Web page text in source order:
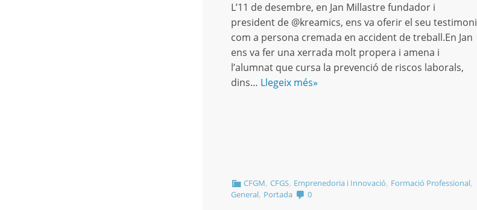
L’11 de desembre, en Jan Millastre fundador i
president de @kreamics, ens va oferir el seu testimoni
com a persona cremada en accident de treball.En Jan
ens va fer una xerrada molt propera i amena i
l’alumnat que cursa la prevenció de riscos laborals,
dins… Llegeix més»
CFGM,CFGS, Emprenedoria i Innovació, Formació Professional,
General, Portada 0